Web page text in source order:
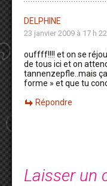
DELPHINE
23 janvier 2009 à 17 h
ouffff!!!! et on se
de tous ici et on
tannenzepfle..mais
forme » et que tu
Répondre
Laisser un